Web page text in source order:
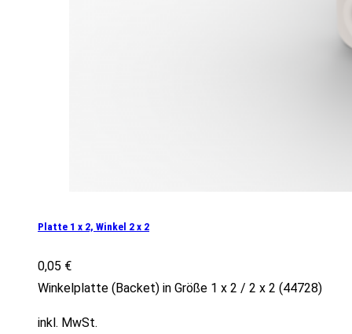
Platte 1 x 2, Winkel 2 x 2
0,05 €
Winkelplatte (Backet) in Größe 1 x 2 / 2 x 2 (44728)
inkl. MwSt.